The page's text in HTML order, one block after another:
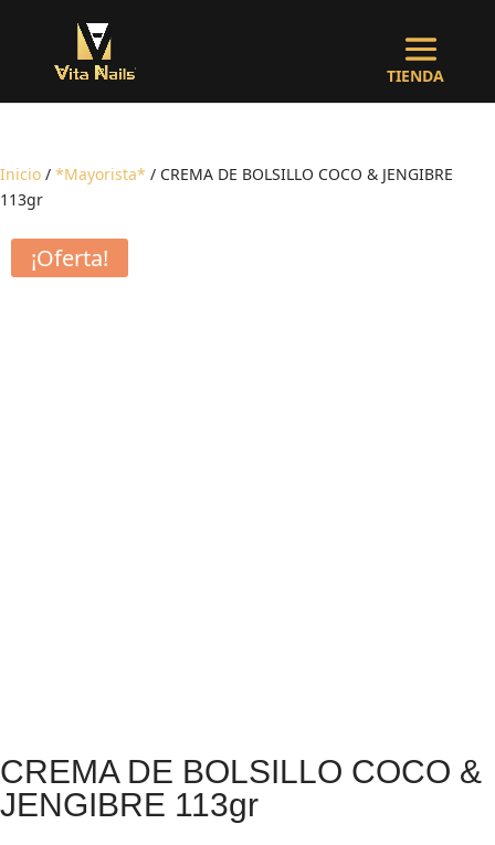
Inicio / *Mayorista* / CREMA DE BOLSILLO COCO & JENGIBRE
113gr
¡Oferta!
CREMA DE BOLSILLO COCO &
JENGIBRE 113gr